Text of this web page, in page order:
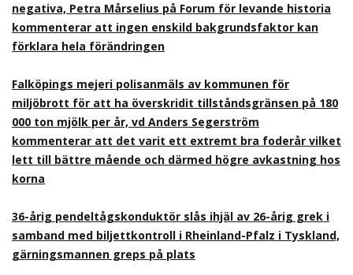
negativa, Petra Mårselius på Forum för levande historia
kommenterar att ingen enskild bakgrundsfaktor kan
förklara hela förändringen
Falköpings mejeri polisanmäls av kommunen för
miljöbrott för att ha överskridit tillståndsgränsen på 180
000 ton mjölk per år, vd Anders Segerström
kommenterar att det varit ett extremt bra foderår vilket
lett till bättre mående och därmed högre avkastning hos
korna
36-årig pendeltågskonduktör slås ihjäl av 26-årig grek i
samband med biljettkontroll i Rheinland-Pfalz i Tyskland,
gärningsmannen greps på plats